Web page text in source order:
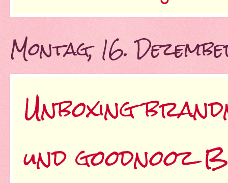
Montag, 16.
Unboxing
und goodnooz